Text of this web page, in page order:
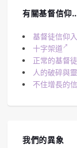
有關基督信仰
基督徒信仰
十字架道
正常的基督
人的破碎與
不住增長的
我們的異象